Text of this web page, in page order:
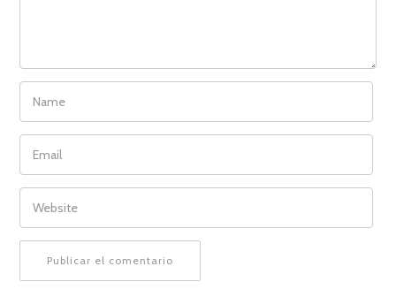
NAME
EMAIL
WEBSITE